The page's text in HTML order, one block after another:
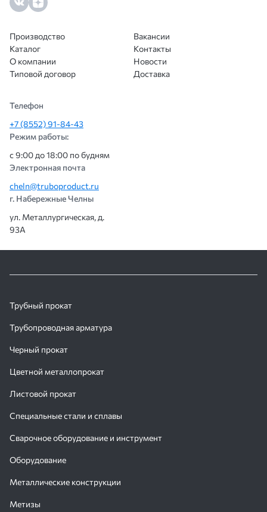
Производство
Каталог
О компании
Типовой договор
Вакансии
Контакты
Новости
Доставка
Телефон
+7 (8552) 91-84-43
Режим работы:
с 9:00 до 18:00 по будням
Электронная почта
cheln@truboproduct.ru
г. Набережные Челны
ул. Металлургическая, д.
93А
Трубный прокат
Трубопроводная арматура
Черный прокат
Цветной металлопрокат
Листовой прокат
Специальные стали и сплавы
Сварочное оборудование и инструмент
Оборудование
Металлические конструкции
Метизы